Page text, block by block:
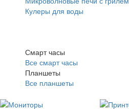
Кулеры для воды
Смарт часы
Все смарт часы
Планшеты
Все планшеты